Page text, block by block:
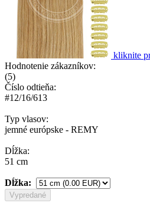
kliknite
Hodnotenie zákazníkov:
(5)
Číslo odtieňa:
#12/16/613
Typ vlasov:
jemné európske - REMY
Dĺžka:
51 cm
Dĺžka:
Vypredané